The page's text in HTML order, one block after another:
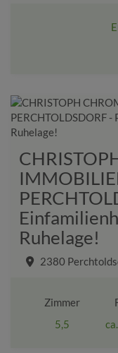
Ruhelage!
2380
Zimmer
5,5